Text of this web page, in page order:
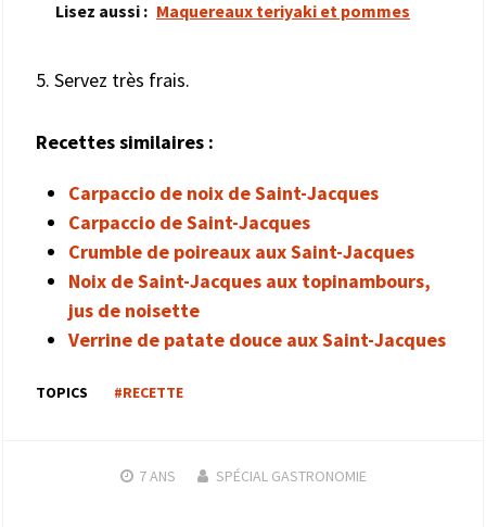
Lisez aussi : Maquereaux teriyaki et pommes
5. Servez très frais.
Recettes similaires :
Carpaccio de noix de Saint-Jacques
Carpaccio de Saint-Jacques
Crumble de poireaux aux Saint-Jacques
Noix de Saint-Jacques aux topinambours,
jus de noisette
Verrine de patate douce aux Saint-Jacques
TOPICS #RECETTE
7 ANS SPÉCIAL GASTRONOMIE